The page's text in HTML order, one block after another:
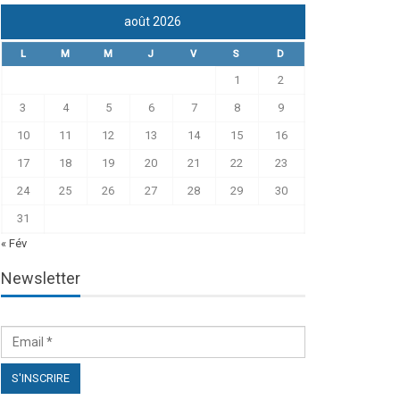
août 2026
L M M J V S D
1 2
3 4 5 6 7 8 9
10 11 12 13 14 15 16
17 18 19 20 21 22 23
24 25 26 27 28 29 30
31
« Fév
Newsletter